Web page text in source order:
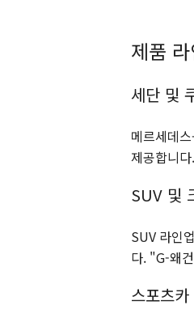
제품 라
세단 및
메르세데
제공합니
SUV 및
SUV 라인
다. "G-왜
스포츠카